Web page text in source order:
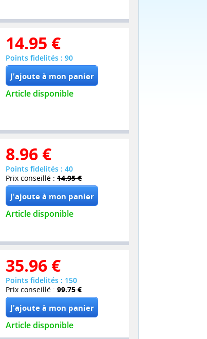
14.95 €
Points fidelités : 90
Article disponible
8.96 €
Points fidelités : 40
Prix conseillé : 14.95 €
Article disponible
35.96 €
Points fidelités : 150
Prix conseillé : 99.75 €
Article disponible